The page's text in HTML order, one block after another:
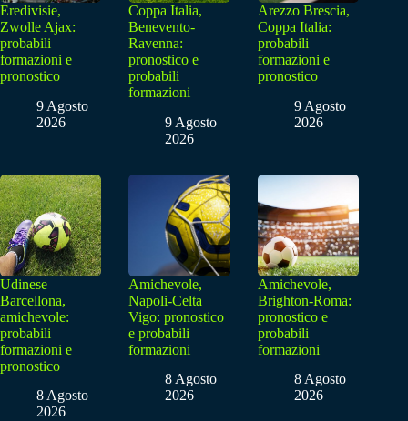
Eredivisie,
Zwolle Ajax:
probabili
formazioni e
pronostico
9 Agosto
2026
Coppa Italia,
Benevento-
Ravenna:
pronostico e
probabili
formazioni
9 Agosto
2026
Arezzo Brescia,
Coppa Italia:
probabili
formazioni e
pronostico
9 Agosto
2026
Udinese
Barcellona,
amichevole:
probabili
formazioni e
pronostico
8 Agosto
2026
Amichevole,
Napoli-Celta
Vigo: pronostico
e probabili
formazioni
8 Agosto
2026
Amichevole,
Brighton-Roma:
pronostico e
probabili
formazioni
8 Agosto
2026